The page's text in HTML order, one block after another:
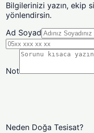
Bilgilerinizi yazın, ekip
yönlendirsin.
Ad Soyad
Not
Neden Doğa Tesisat?